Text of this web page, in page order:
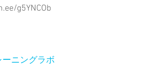
g5YNCOb
ニングラボ